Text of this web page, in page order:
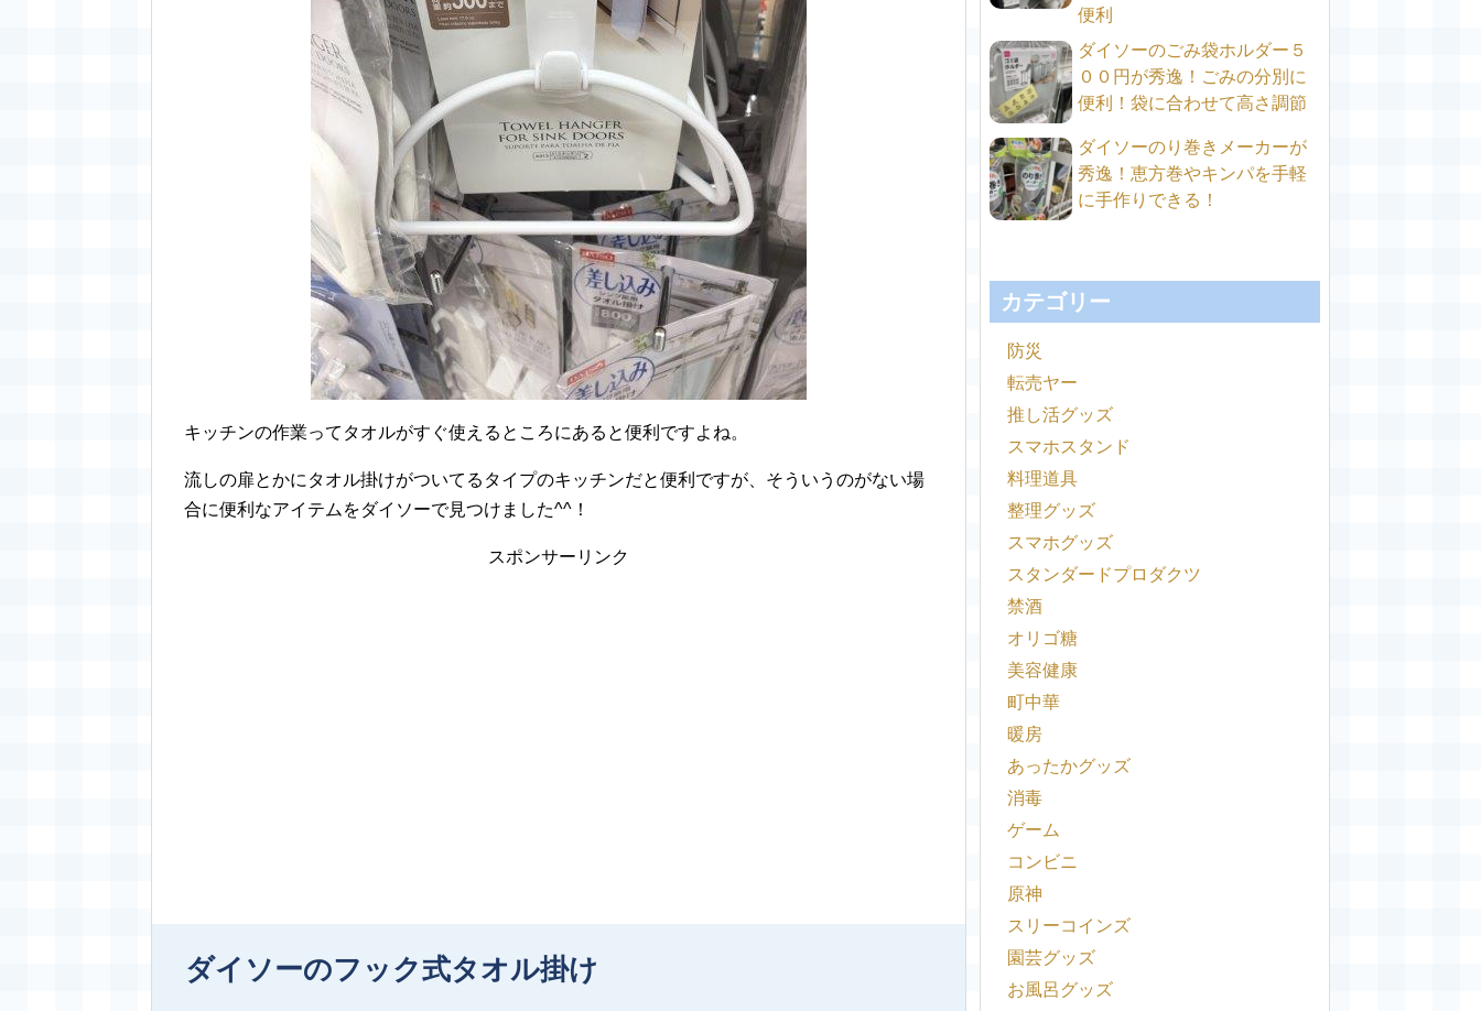
キッチンの作業ってタオルがすぐ使えるところにあると便利ですよね。
流しの扉とかにタオル掛けがついてるタイプのキッチンだと便利ですが、そういうのがない場
合に便利なアイテムをダイソーで見つけました^^！
スポンサーリンク
ダイソーのフック式タオル掛け
便利
ダイソーのごみ袋ホルダー５
００円が秀逸！ごみの分別に
便利！袋に合わせて高さ調節
ダイソーのり巻きメーカーが
秀逸！恵方巻やキンパを手軽
に手作りできる！
カテゴリー
防災
転売ヤー
推し活グッズ
スマホスタンド
料理道具
整理グッズ
スマホグッズ
スタンダードプロダクツ
禁酒
オリゴ糖
美容健康
町中華
暖房
あったかグッズ
消毒
ゲーム
コンビニ
原神
スリーコインズ
園芸グッズ
お風呂グッズ